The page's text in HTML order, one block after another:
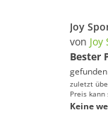
von
Bester
zuletzt
Preis
Keine